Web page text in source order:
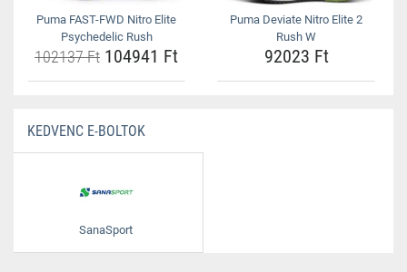
Puma FAST-FWD Nitro Elite
Psychedelic Rush
102137 Ft 104941 Ft
Puma Deviate Nitro Elite 2
Rush W
92023 Ft
KEDVENC E-BOLTOK
SanaSport